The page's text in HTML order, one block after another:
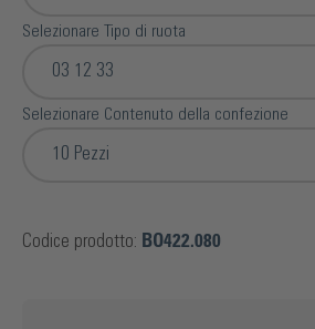
Selezionare Tipo di ruota
03 12 33
Selezionare Contenuto della confezione
10 Pezzi
Codice prodotto: BO422.080